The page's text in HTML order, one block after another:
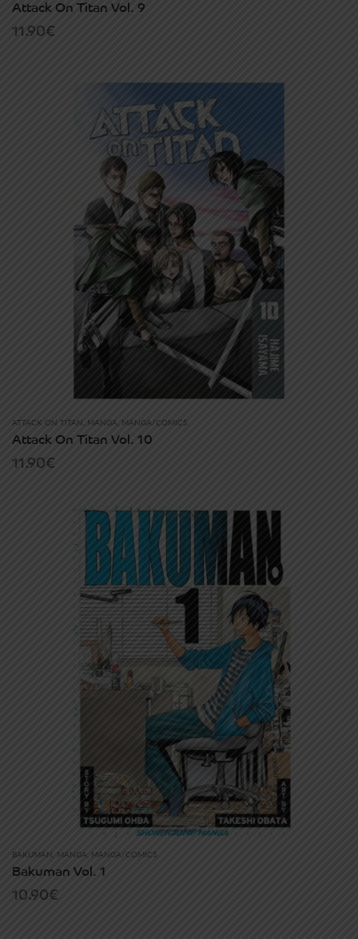
Attack On Titan Vol. 9
11.90€
ATTACK ON TITAN , MANGA, MANGA/COMICS
Attack On Titan Vol. 10
11.90€
BAKUMAN , MANGA, MANGA/COMICS
Bakuman Vol. 1
10.90€